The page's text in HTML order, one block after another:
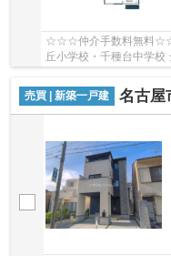
☆☆☆仲介手数料無料
丘小学校・千種台中学校
売買 | 新築一戸建 名古屋市北区